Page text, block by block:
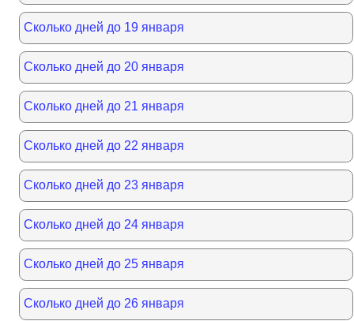
Сколько дней до 19 января
Сколько дней до 20 января
Сколько дней до 21 января
Сколько дней до 22 января
Сколько дней до 23 января
Сколько дней до 24 января
Сколько дней до 25 января
Сколько дней до 26 января